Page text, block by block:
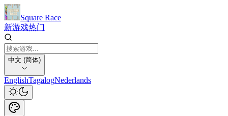
Square Race
新游戏热门
中文 (简体)
EnglishTagalogNederlands